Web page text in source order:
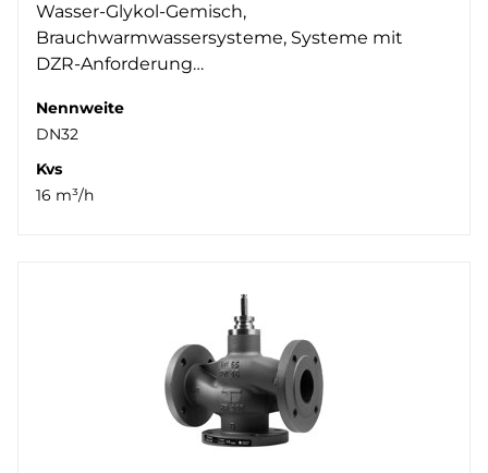
Wasser-Glykol-Gemisch,
Brauchwarmwassersysteme, Systeme mit
DZR-Anforderung…
Nennweite
DN32
Kvs
16 m³/h